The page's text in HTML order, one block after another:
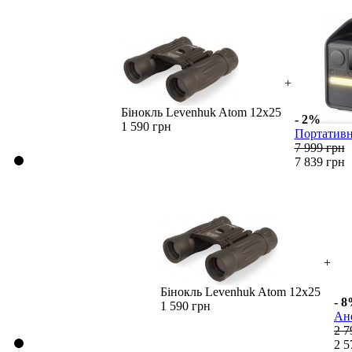
Бінокль Levenhuk Atom 12x25
1 590 грн
+
- 2%
7 999 грн
7 839 грн
Бінокль Levenhuk Atom 12x25
1 590 грн
+
-
2
2